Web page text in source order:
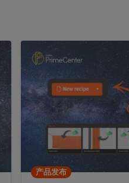
产品发布